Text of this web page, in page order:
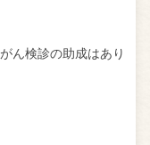
検診の助成はあり